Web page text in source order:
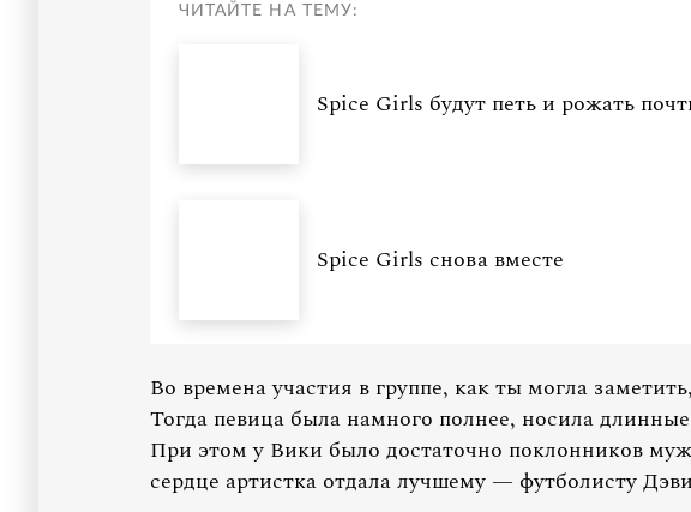
ЧИТАЙТЕ НА ТЕМУ:
Spice Girls будут петь и рожать
Spice Girls снова вместе
Во времена участия в группе, как ты могла
Тогда певица была намного полнее, носила
При этом у Вики было достаточно поклонников
сердце артистка отдала лучшему — футболисту